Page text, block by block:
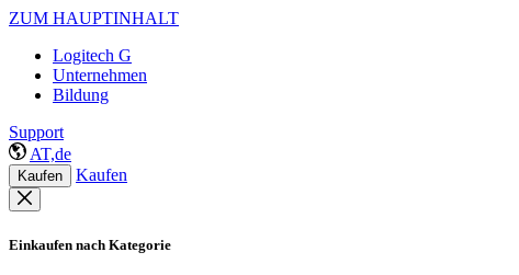
ZUM HAUPTINHALT
Logitech G
Unternehmen
Bildung
Support
AT,de
Kaufen Kaufen
Einkaufen nach Kategorie